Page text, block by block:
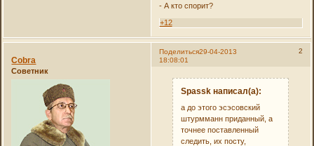
- А кто спорит?
+12
Поделиться 2
29-04-2013
18:08:01
Cobra
Советник
Spassk написал(а):
а до этого эсэсовский
штурмманн приданный, а
точнее поставленный
следить, их посту,